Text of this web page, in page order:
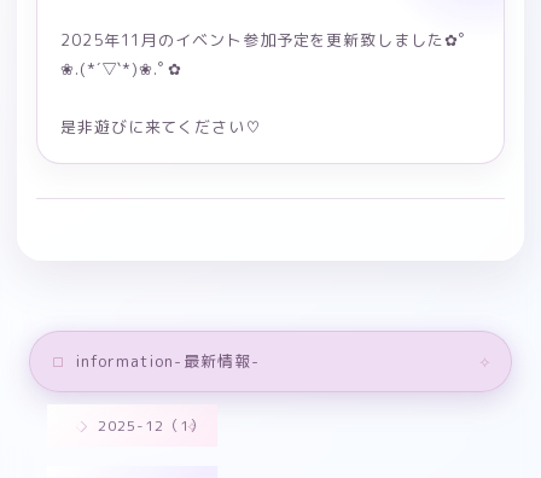
2025年11月のイベント参加予定を更新致しました✿ﾟ
❀.(*´▽`*)❀.ﾟ✿
是非遊びに来てください♡
information-最新情報-
2025-12（1）